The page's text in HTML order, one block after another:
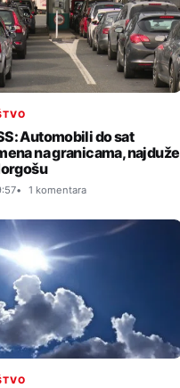
Automobili do sat
na granicama, najduže
1 komentara